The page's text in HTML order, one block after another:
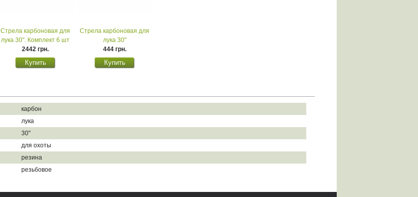
Стрела карбоновая для
лука 30". Комплект 6 шт
2442 грн.
Стрела карбоновая для
лука 30"
444 грн.
карбон
лука
30"
для охоты
резина
резьбовое